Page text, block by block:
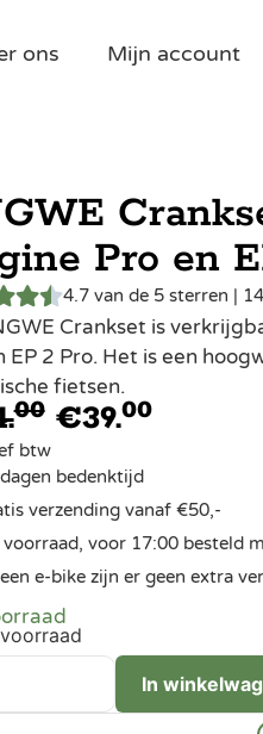
ons Mijn account
Pro en
4.7 van de 5 sterren |
Crankset is
EP 2 Pro. Het is een
fietsen.
00 €39.00
btw
bedenktijd
verzending vanaf €50,-
voorraad, voor 17:00 besteld
e-bike zijn er geen extra
In